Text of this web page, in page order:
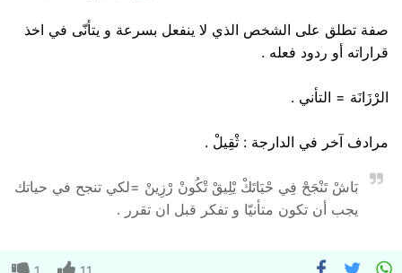
صفة تطلق على الشخص الذي لا ينفعل بسرعة و يتأنّى في اخذ
قراراته أو ردود فعله .
الرْزَانَة = التأني .
مرادف آخر في الدارجة : ثْقِيلْ .
بَاشْ تَنْجَحْ فِي حْيَاتَكْ يْلِيقْ تْكُونْ رْزِينْ =لكي تنجح في حياتك
يجب أن تكون متأنيّا و تفكر قبل ان تقرر .